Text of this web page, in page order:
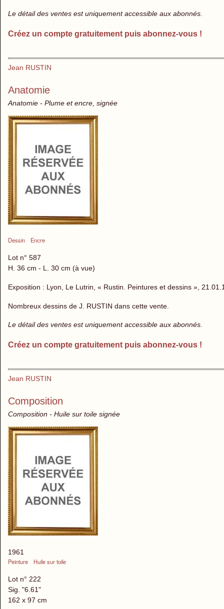
Le détail des ventes est uniquement accessible aux abonnés.
Créez un compte gratuitement puis abonnez-vous !
Jean RUSTIN
Anatomie
Anatomie - Plume et encre, signée
Dessin Encre
Lot n° 587
H. 36 cm - L. 30 cm (à vue)
Exposition : Lyon, Le Lutrin, « Rustin. Peintures et dessins »,
Nombreux dessins de J. RUSTIN dans cette vente.
Le détail des ventes est uniquement accessible aux abonnés.
Créez un compte gratuitement puis abonnez-vous !
Jean RUSTIN
Composition
Composition - Huile sur toile signée
1961
Peinture
Huile sur toile
Lot n° 222
Sig. "6.61"
162 x 97 cm